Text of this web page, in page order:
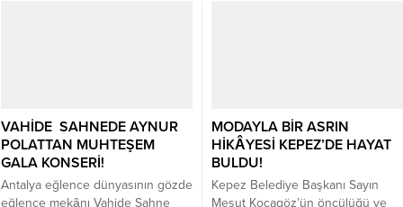
VAHİDE SAHNEDE AYNUR
POLATTAN MUHTEŞEM
GALA KONSERİ!
Antalya eğlence dünyasının gözde
eğlence mekânı Vahide Sahne
MODAYLA BİR ASRIN
HİKÂYESİ KEPEZ’DE HAYAT
BULDU!
Kepez Belediye Başkanı Sayın
Mesut Kocagöz’ün öncülüğü ve